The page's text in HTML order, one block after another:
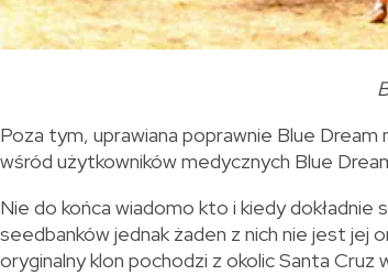
Poza tym, uprawiana poprawnie Blue
wśród użytkowników medycznych Blue
Nie do końca wiadomo kto i kiedy
seedbanków jednak żaden z nich nie jest jej
oryginalny klon pochodzi z okolic Santa